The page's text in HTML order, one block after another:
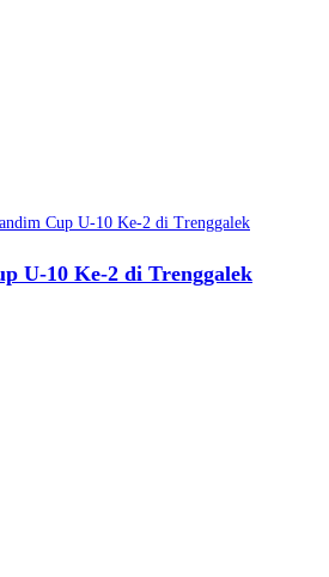
U-10 Ke-2 di Trenggalek